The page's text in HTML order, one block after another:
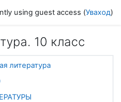
using guest access (Уваход)
10 класс
литература